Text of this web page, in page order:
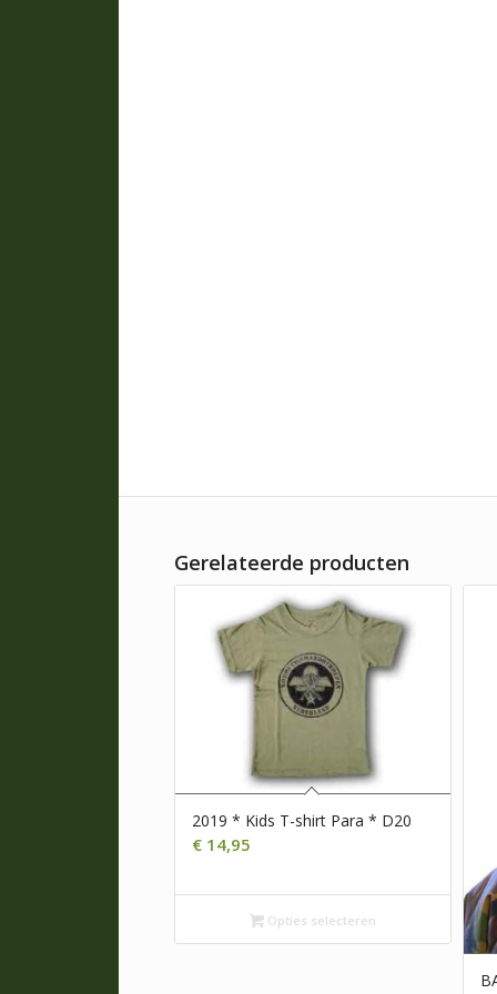
Gerelateerde producten
2019 * Kids T-shirt Para * D20
€ 14,95
Opties selecteren